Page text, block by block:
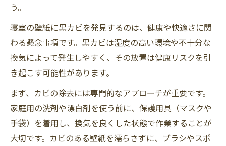
う。
寝室の壁紙に黒カビを発見するのは、健康や快適さに関
わる懸念事項です。黒カビは湿度の高い環境や不十分な
換気によって発生しやすく、その放置は健康リスクを引
き起こす可能性があります。
まず、カビの除去には専門的なアプローチが重要です。
家庭用の洗剤や漂白剤を使う前に、保護用具（マスクや
手袋）を着用し、換気を良くした状態で作業することが
大切です。カビのある壁紙を濡らさずに、ブラシやスポ